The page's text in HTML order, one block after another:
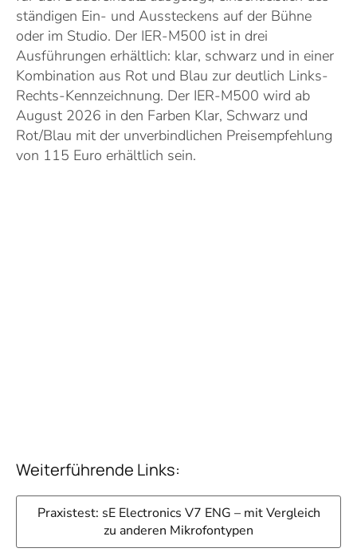
ständigen Ein- und Aussteckens auf der Bühne
oder im Studio. Der IER-M500 ist in drei
Ausführungen erhältlich: klar, schwarz und in einer
Kombination aus Rot und Blau zur deutlich Links-
Rechts-Kennzeichnung. Der IER-M500 wird ab
August 2026 in den Farben Klar, Schwarz und
Rot/Blau mit der unverbindlichen Preisempfehlung
von 115 Euro erhältlich sein.
Weiterführende Links:
Praxistest: sE Electronics V7 ENG – mit Vergleich
zu anderen Mikrofontypen